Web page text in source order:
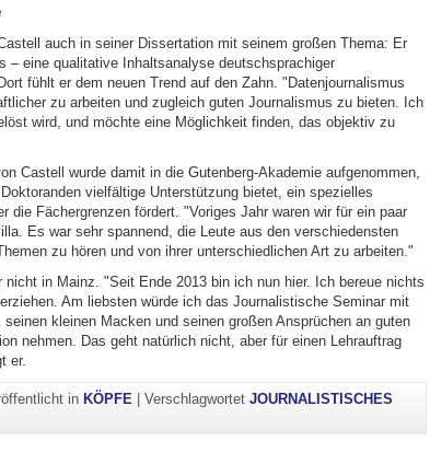
auch in seiner Dissertation mit seinem großen Thema: Er
– eine qualitative Inhaltsanalyse deutschsprachiger
fühlt er dem neuen Trend auf den Zahn. "Datenjournalismus
zu arbeiten und zugleich guten Journalismus zu bieten. Ich
wird, und möchte eine Möglichkeit finden, das objektiv zu
Castell wurde damit in die Gutenberg-Akademie aufgenommen,
vielfältige Unterstützung bietet, ein spezielles
die Fächergrenzen fördert. "Voriges Jahr waren wir für ein paar
Es war sehr spannend, die Leute aus den verschiedensten
zu hören und von ihrer unterschiedlichen Art zu arbeiten."
in Mainz. "Seit Ende 2013 bin ich nun hier. Ich bereue nichts
Am liebsten würde ich das Journalistische Seminar mit
kleinen Macken und seinen großen Ansprüchen an guten
nehmen. Das geht natürlich nicht, aber für einen Lehrauftrag
er.
in KÖPFE |VerschlagwortetJOURNALISTISCHES